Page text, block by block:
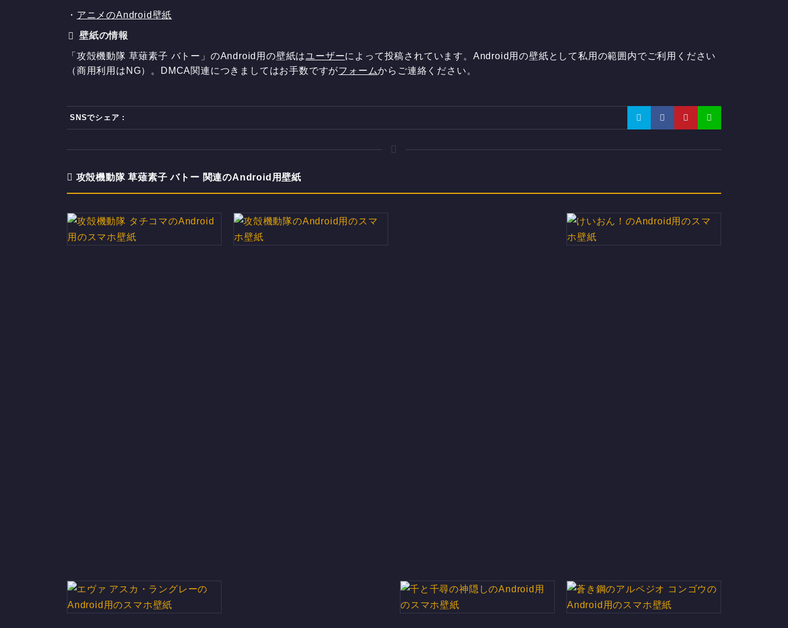
・ アニメのAndroid壁紙
壁紙の情報
「攻殻機動隊 草薙素子 バトー」のAndroid用の壁紙はユーザーによって投稿されています。Android用の壁紙として私用の範囲内でご利用ください
（商用利用はNG）。DMCA関連につきましてはお手数ですがフォームからご連絡ください。
SNSでシェア :
攻殻機動隊 草薙素子 バトー 関連のAndroid用壁紙